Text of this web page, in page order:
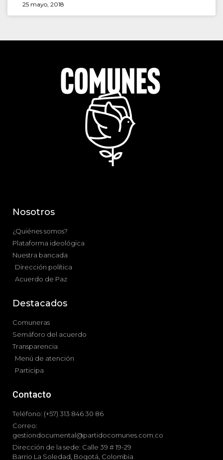
25 mayo, 2018
Nosotros
¿Quiénes somos?
Plataforma ideológica
Nuestra bancada
Dirección política
Acuerdo de Paz
Destacados
Comuneras
Semáforo del acuerdo
Transparencia
Menú de atención
Participa
Contacto
Teléfono: (+57) 313 846 30 86
Correo:
gestiondocumental@partidocomunes.com.co
Dirección de la sede: Calle 39 # 19-29
Barrio La Soledad, Bogotá, Colombia